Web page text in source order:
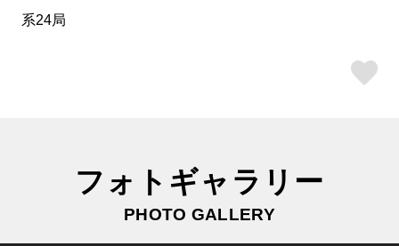
系24局
フォトギャラリー
PHOTO GALLERY